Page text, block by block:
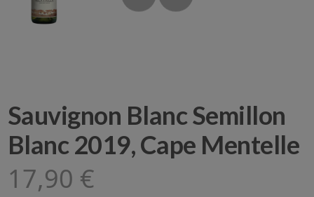
Sauvignon Blanc Semillon
Blanc 2019, Cape Mentelle
17,90 €